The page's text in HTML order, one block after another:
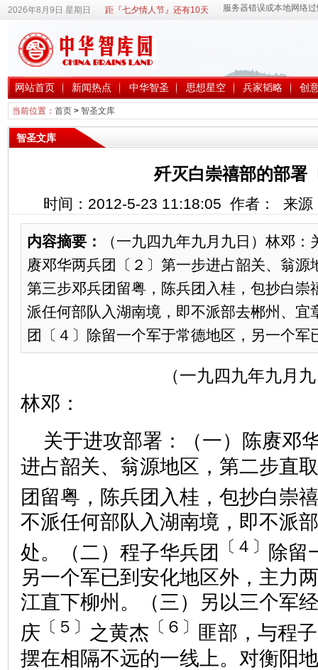
2026年8月9日 星期日 距『七夕情人节』还有10天
网站首页 新闻热点 中华智圣 思想星空 兵家韬略 创
当前位置： 首页> 智圣文库
智圣文库
歼灭白崇禧部的部署
时间：2012-5-23 11:18:05 作者： 来
内容摘要：
（一九四九年九月九日）林邓
赓邓华两兵团〔２〕第一步进占韶关、翁源
第三步邓兵团留粤，陈兵团入桂，包抄白崇
派任何部队入湖南境，即不派部去郴州、宜
团〔４〕除留一个军于常德地区，另一个军
（一九四九年九月
林邓：
关于进攻部署：（一）陈赓邓
进占韶关、翁源地区，第二步直
团留粤，陈兵团入桂，包抄白崇禧
不派任何部队入湖南境，即不派
处。（二）程子华兵团
〔４〕
除留
另一个军已到安化地区外，主力
江直下柳州。（三）另以三个军
庆 〔５〕 之黄杰 〔６〕
匪部，与程
摆在相隔不远的一线上。对衡阳